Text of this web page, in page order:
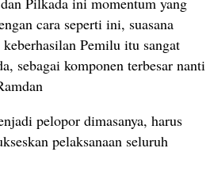
cara seperti ini, suasana
Pemilu itu sangat
sebagai komponen terbesar nanti
pelopor dimasanya, harus
pelaksanaan seluruh